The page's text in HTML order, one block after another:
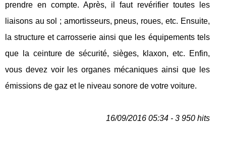
prendre en compte. Après, il faut revérifier toutes les
liaisons au sol ; amortisseurs, pneus, roues, etc. Ensuite,
la structure et carrosserie ainsi que les équipements tels
que la ceinture de sécurité, sièges, klaxon, etc. Enfin,
vous devez voir les organes mécaniques ainsi que les
émissions de gaz et le niveau sonore de votre voiture.
16/09/2016 05:34 - 3 950 hits